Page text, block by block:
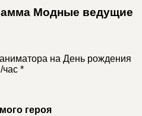
Модные ведущие
на День рождения
час *
героя